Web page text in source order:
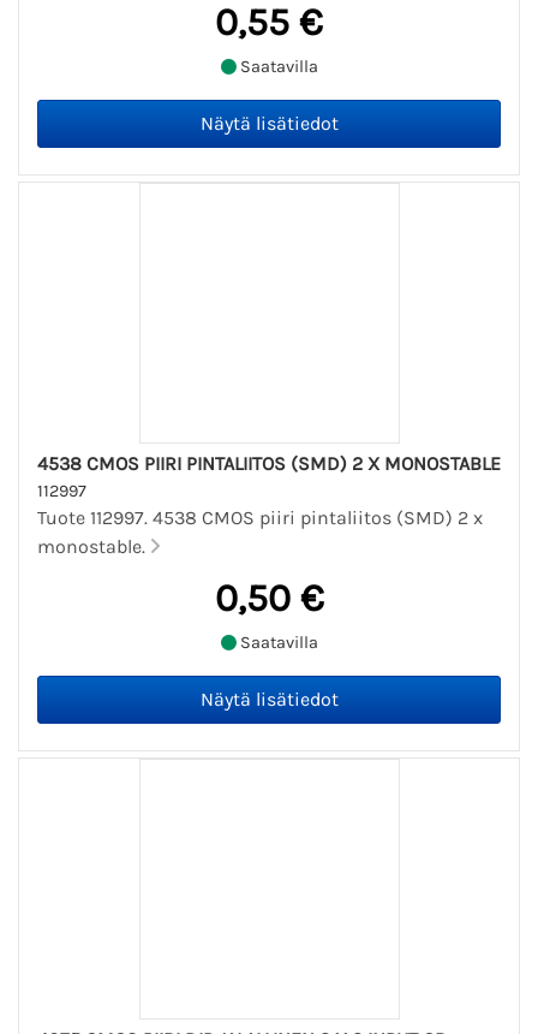
0,55 €
Saatavilla
4538 CMOS PIIRI PINTALIITOS (SMD) 2 X MONOSTABLE
112997
Tuote 112997. 4538 CMOS piiri pintaliitos (SMD) 2 x
monostable.
0,50 €
Saatavilla